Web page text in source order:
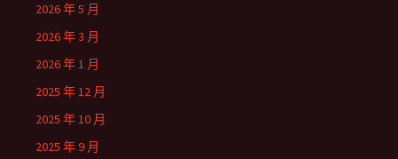
2026 年 5 月
2026 年 3 月
2026 年 1 月
2025 年 12 月
2025 年 10 月
2025 年 9 月